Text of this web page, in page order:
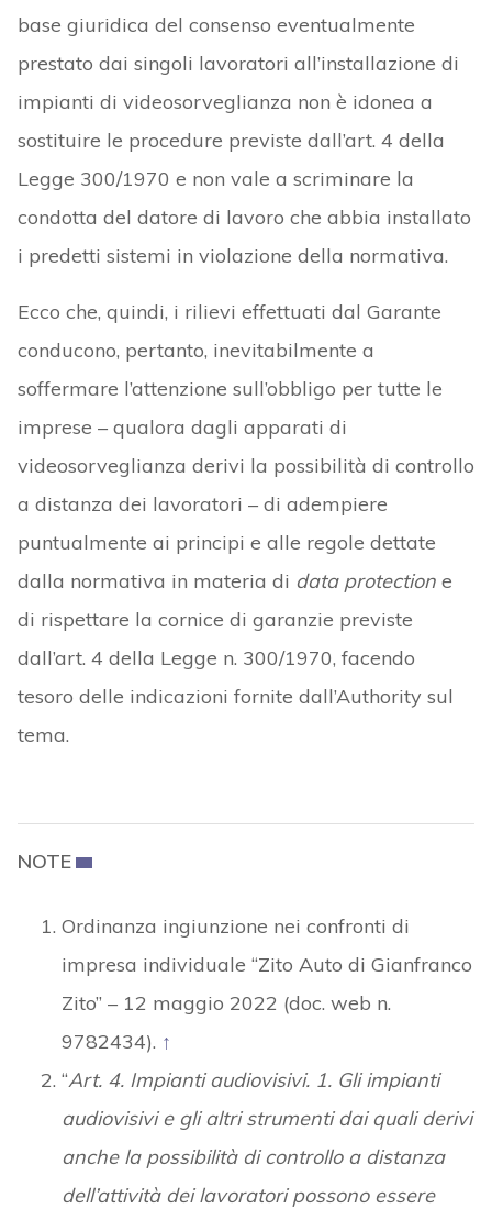
base giuridica del consenso eventualmente
prestato dai singoli lavoratori all’installazione di
impianti di videosorveglianza non è idonea a
sostituire le procedure previste dall’art. 4 della
Legge 300/1970 e non vale a scriminare la
condotta del datore di lavoro che abbia installato
i predetti sistemi in violazione della normativa.
Ecco che, quindi, i rilievi effettuati dal Garante
conducono, pertanto, inevitabilmente a
soffermare l’attenzione sull’obbligo per tutte le
imprese – qualora dagli apparati di
videosorveglianza derivi la possibilità di controllo
a distanza dei lavoratori – di adempiere
puntualmente ai principi e alle regole dettate
dalla normativa in materia di data protectione
di rispettare la cornice di garanzie previste
dall’art. 4 della Legge n. 300/1970, facendo
tesoro delle indicazioni fornite dall’Authority sul
tema.
NOTE
Ordinanza ingiunzione nei confronti di
impresa individuale “Zito Auto di Gianfranco
Zito” – 12 maggio 2022 (doc. web n.
9782434). ↑
“Art. 4. Impianti audiovisivi. 1. Gli impianti
audiovisivi e gli altri strumenti dai quali derivi
anche la possibilità di controllo a distanza
dell’attività dei lavoratori possono essere